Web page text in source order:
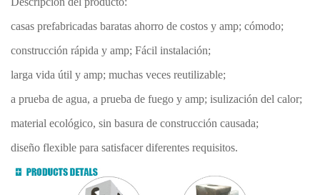
casas prefabricadas baratas ahorro de costos y amp; cómodo;
construcción rápida y amp; Fácil instalación;
larga vida útil y amp; muchas veces reutilizable;
a prueba de agua, a prueba de fuego y amp; isulización del calor;
material ecológico, sin basura de construcción causada;
diseño flexible para satisfacer diferentes requisitos.